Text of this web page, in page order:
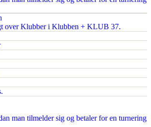
over Klubber i Klubben + KLUB 37.
man tilmelder sig og betaler for en turnering